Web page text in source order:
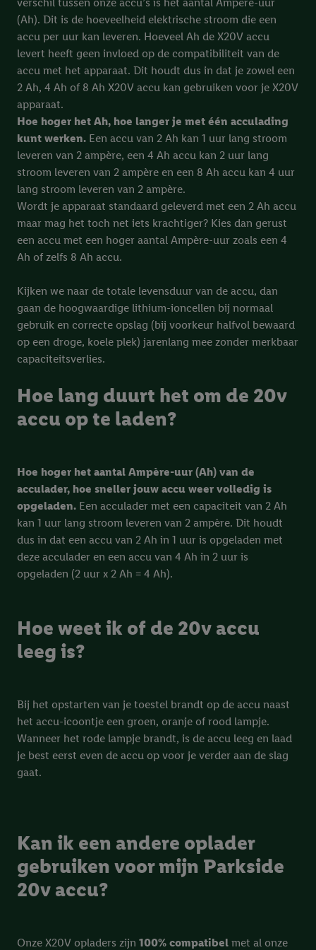
(Ah). Dit is de hoeveelheid elektrische stroom die een
accu per uur kan leveren. Hoeveel Ah de X20V accu
levert heeft geen invloed op de compatibiliteit van de
accu met het apparaat. Dit houdt dus in dat je zowel een
2 Ah, 4 Ah of 8 Ah X20V accu kan gebruiken voor je X20V
apparaat.
Hoe hoger het Ah, hoe langer je met één acculading
kunt werken. Een accu van 2 Ah kan 1 uur lang stroom
leveren van 2 ampère, een 4 Ah accu kan 2 uur lang
stroom leveren van 2 ampère en een 8 Ah accu kan 4 uur
lang stroom leveren van 2 ampère.
Wordt je apparaat standaard geleverd met een 2 Ah accu
maar mag het toch net iets krachtiger? Kies dan gerust
een accu met een hoger aantal Ampère-uur zoals een 4
Ah of zelfs 8 Ah accu.
Kijken we naar de totale levensduur van de accu, dan
gaan de hoogwaardige lithium-ioncellen bij normaal
gebruik en correcte opslag (bij voorkeur halfvol bewaard
op een droge, koele plek) jarenlang mee zonder merkbaar
capaciteitsverlies.
Hoe lang duurt het om de 20v
accu op te laden?
Hoe hoger het aantal Ampère-uur (Ah) van de
acculader, hoe sneller jouw accu weer volledig is
opgeladen. Een acculader met een capaciteit van 2 Ah
kan 1 uur lang stroom leveren van 2 ampère. Dit houdt
dus in dat een accu van 2 Ah in 1 uur is opgeladen met
deze acculader en een accu van 4 Ah in 2 uur is
opgeladen (2 uur x 2 Ah = 4 Ah).
Hoe weet ik of de 20v accu
leeg is?
Bij het opstarten van je toestel brandt op de accu naast
het accu-icoontje een groen, oranje of rood lampje.
Wanneer het rode lampje brandt, is de accu leeg en laad
je best eerst even de accu op voor je verder aan de slag
gaat.
Kan ik een andere oplader
gebruiken voor mijn Parkside
20v accu?
Onze X20V opladers zijn 100% compatibel met al onze
identificatiecode aanmaken op basis van het e-mailadres dat u
daarbij opgeeft, om u te herkennen bij diensten van derden en
om u gepersonaliseerde advertenties te tonen. Voor dit
doeleinde kan uw gehashte e-mailadres ook samengevoegd
worden met andere identificatiegegevens of
identificatiegegevens waarover Criteo SA beschikt en die aan u
toegewezen werden.
Als u hiermee akkoord gaat, kunnen advertenties in het kader
van retargeting, d.w.z. advertenties voor producten waarin u
interesse hebt getoond (bijvoorbeeld door het product in de
webshop aan uw winkelmandje toe te voegen, maar het niet te
kopen), ook op verschillende apparaten en verschillende Lidl-
diensten worden weergegeven als er met behulp van uw
gehashte e-mailadres en eventuele andere
identificatiegegevens/identificatiegegevens waarover Criteo
kunnen worden toegewezen.
Onder “Aanpassen” kunt u individuele doeleinden toestaan en
meer informatie vinden over de gegevensverwerking.
Door op “weigeren” te klikken, kunt u alleen het gebruik van de
noodzakelijke technologieën toestaan. Door op “aanvaarden” te
klikken, stemt u in met alle verwerkingen voor alle
bovengenoemde doeleinden. Meer informatie, waaronder de
bewaartermijn van de gegevens en uw recht om uw
toestemming te allen tijde met vooruitwerkende kracht in te